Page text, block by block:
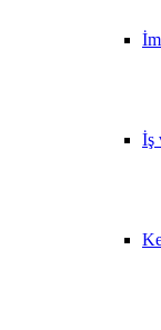
İş